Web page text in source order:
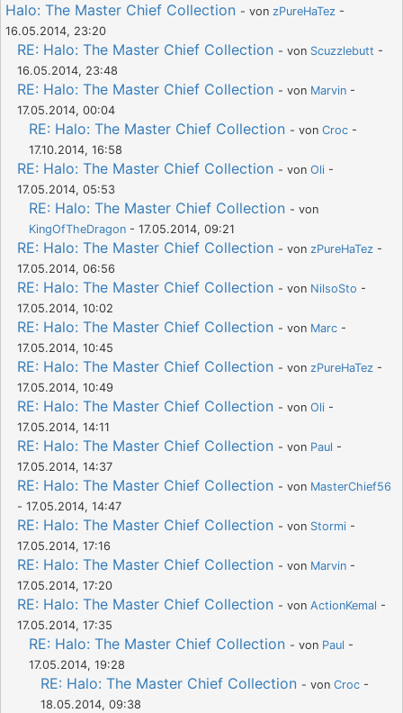
Halo: The Master Chief Collection - von zPureHaTez -
16.05.2014, 23:20
RE: Halo: The Master Chief Collection - von Scuzzlebutt -
16.05.2014, 23:48
RE: Halo: The Master Chief Collection - von Marvin -
17.05.2014, 00:04
RE: Halo: The Master Chief Collection - von Croc -
17.10.2014, 16:58
RE: Halo: The Master Chief Collection - von Oli -
17.05.2014, 05:53
RE: Halo: The Master Chief Collection - von
KingOfTheDragon - 17.05.2014, 09:21
RE: Halo: The Master Chief Collection - von zPureHaTez -
17.05.2014, 06:56
RE: Halo: The Master Chief Collection - von NilsoSto -
17.05.2014, 10:02
RE: Halo: The Master Chief Collection - von Marc -
17.05.2014, 10:45
RE: Halo: The Master Chief Collection - von zPureHaTez -
17.05.2014, 10:49
RE: Halo: The Master Chief Collection - von Oli -
17.05.2014, 14:11
RE: Halo: The Master Chief Collection - von Paul -
17.05.2014, 14:37
RE: Halo: The Master Chief Collection - von MasterChief56
- 17.05.2014, 14:47
RE: Halo: The Master Chief Collection - von Stormi -
17.05.2014, 17:16
RE: Halo: The Master Chief Collection - von Marvin -
17.05.2014, 17:20
RE: Halo: The Master Chief Collection - von ActionKemal -
17.05.2014, 17:35
RE: Halo: The Master Chief Collection - von Paul -
17.05.2014, 19:28
RE: Halo: The Master Chief Collection - von Croc -
18.05.2014, 09:38